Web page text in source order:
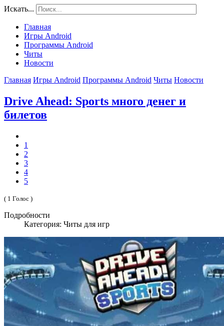
Искать...
Главная
Игры Android
Программы Android
Читы
Новости
Главная Игры Android Программы Android Читы Новости
Drive Ahead: Sports много денег и
билетов
1
2
3
4
5
( 1 Голос )
Подробности
Категория: Читы для игр